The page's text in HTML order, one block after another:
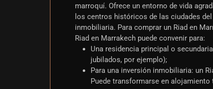
marroquí. Ofrece un entorno de vida
los centros históricos de las ciudades
inmobiliaria. Para comprar un Riad en
Riad en Marrakech puede convenir para:
Una residencia principal o
jubilados, por ejemplo);
Para una inversión inmobiliaria: un
Puede transformarse en